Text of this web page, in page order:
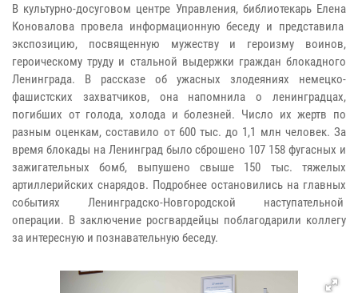
В культурно-досуговом центре Управления, библиотекарь Елена
Коновалова провела информационную беседу и представила
экспозицию, посвященную мужеству и героизму воинов,
героическому труду и стальной выдержки граждан блокадного
Ленинграда. В рассказе об ужасных злодеяниях немецко-
фашистских захватчиков, она напомнила о ленинградцах,
погибших от голода, холода и болезней. Число их жертв по
разным оценкам, составило от 600 тыс. до 1,1 млн человек. За
время блокады на Ленинград было сброшено 107 158 фугасных и
зажигательных бомб, выпушено свыше 150 тыс. тяжелых
артиллерийских снарядов. Подробнее остановились на главных
событиях Ленинградско-Новгородской наступательной
операции. В заключение росгвардейцы поблагодарили коллегу
за интересную и познавательную беседу.